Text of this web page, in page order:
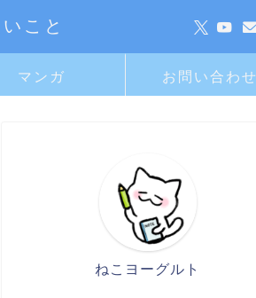
こと
マンガ お問い合わせ
ねこヨーグルト